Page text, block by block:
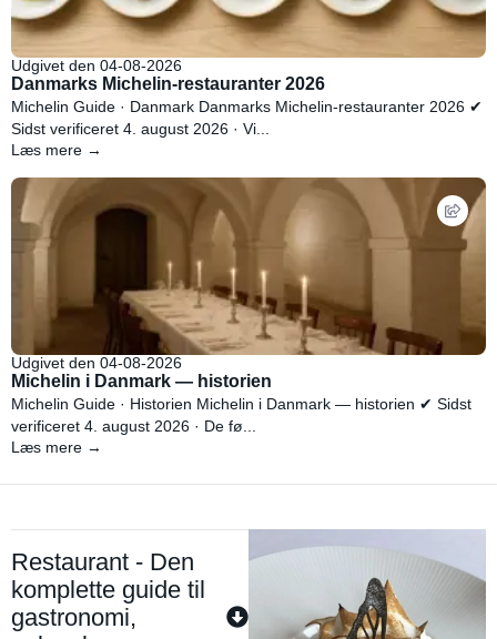
Udgivet den 04-08-2026
Danmarks Michelin-restauranter 2026
Michelin Guide · Danmark Danmarks Michelin-restauranter 2026 ✔
Sidst verificeret 4. august 2026 · Vi...
Læs mere →
Udgivet den 04-08-2026
Michelin i Danmark — historien
Michelin Guide · Historien Michelin i Danmark — historien ✔ Sidst
verificeret 4. august 2026 · De fø...
Læs mere →
Restaurant - Den
komplette guide til
gastronomi,